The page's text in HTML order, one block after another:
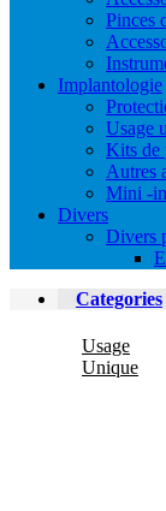
Pinces
Implantologie
Usage
Kits de
Autres
Mini -
Divers
Divers
Categories
Usage
Unique